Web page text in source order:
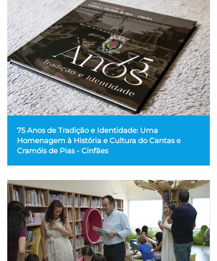
75 Anos de Tradição e Identidade: Uma
Homenagem à História e Cultura do Cantas e
Cramóis de Pias - Cinfães